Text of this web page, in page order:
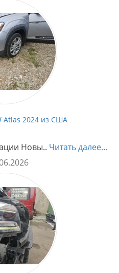
Atlas 2024 из США
Новы.. Читать далее...